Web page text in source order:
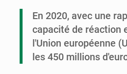
En 2020, avec une
capacité de réaction
l'Union européenne
les 450 millions